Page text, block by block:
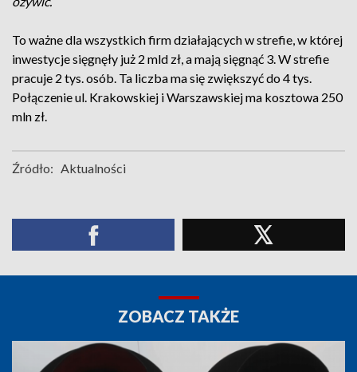
To ważne dla wszystkich firm działających w strefie, w której
inwestycje sięgnęły już 2 mld zł, a mają sięgnąć 3. W strefie
pracuje 2 tys. osób. Ta liczba ma się zwiększyć do 4 tys.
Połączenie ul. Krakowskiej i Warszawskiej ma kosztowa 250
mln zł.
Źródło: Aktualności
ZOBACZ TAKŻE